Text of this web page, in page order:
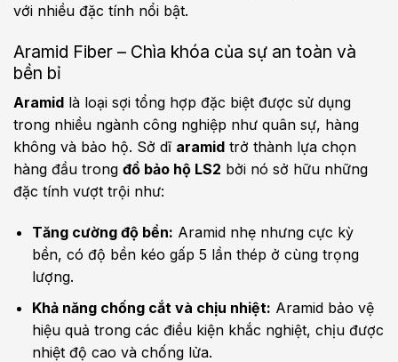
với nhiều đặc tính nổi bật.
Aramid Fiber – Chìa khóa của sự an toàn và
bền bỉ
Aramid là loại sợi tổng hợp đặc biệt được sử dụng
trong nhiều ngành công nghiệp như quân sự, hàng
không và bảo hộ. Sở dĩ aramid trở thành lựa chọn
hàng đầu trong đồ bảo hộ LS2 bởi nó sở hữu những
đặc tính vượt trội như:
Tăng cường độ bền: Aramid nhẹ nhưng cực kỳ
bền, có độ bền kéo gấp 5 lần thép ở cùng trọng
lượng.
Khả năng chống cắt và chịu nhiệt: Aramid bảo vệ
hiệu quả trong các điều kiện khắc nghiệt, chịu được
nhiệt độ cao và chống lửa.